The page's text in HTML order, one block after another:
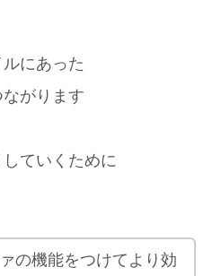
にあった
がります
ていくために
の機能をつけてより効